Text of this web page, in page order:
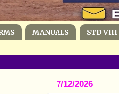
MANUALS STD VIII
7/12/2026